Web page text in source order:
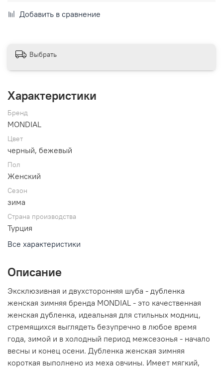
Добавить в сравнение
Выбрать
Характеристики
Бренд
MONDIAL
Цвет
черный, бежевый
Пол
Женский
Сезон
зима
Страна производства
Турция
Все характеристики
Описание
Эксклюзивная и двухсторонняя шуба - дубленка
женская зимняя бренда MONDIAL - это качественная
женская дубленка, идеальная для стильных модниц,
стремящихся выглядеть безупречно в любое время
года, зимой и в холодный период межсезонья - начало
весны и конец осени. Дубленка женская зимняя
короткая выполнено из меха овчины. Имеет мягкий,